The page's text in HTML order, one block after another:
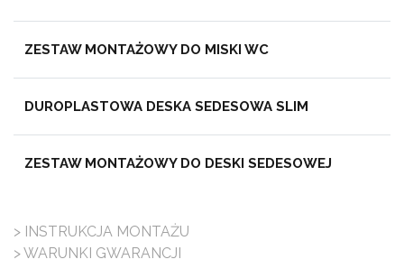
ZESTAW MONTAŻOWY DO MISKI WC
DUROPLASTOWA DESKA SEDESOWA SLIM
ZESTAW MONTAŻOWY DO DESKI SEDESOWEJ
> INSTRUKCJA MONTAŻU
> WARUNKI GWARANCJI